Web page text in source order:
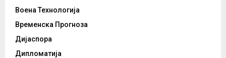
Воена Технологија
Временска Прогноза
Дијаспора
Дипломатија